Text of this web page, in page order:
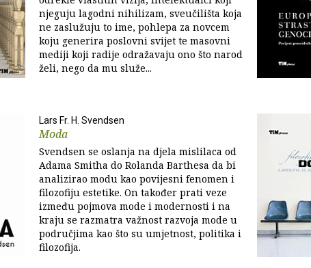
njeguju lagodni nihilizam, sveučilišta koja
ne zaslužuju to ime, pohlepa za novcem
koju generira poslovni svijet te masovni
mediji koji radije odražavaju ono što narod
želi, nego da mu služe...
Lars Fr. H. Svendsen
Moda
Svendsen se oslanja na djela mislilaca od
Adama Smitha do Rolanda Barthesa da bi
analizirao modu kao povijesni fenomen i
filozofiju estetike. On također prati veze
između pojmova mode i modernosti i na
kraju se razmatra važnost razvoja mode u
područjima kao što su umjetnost, politika i
filozofija.